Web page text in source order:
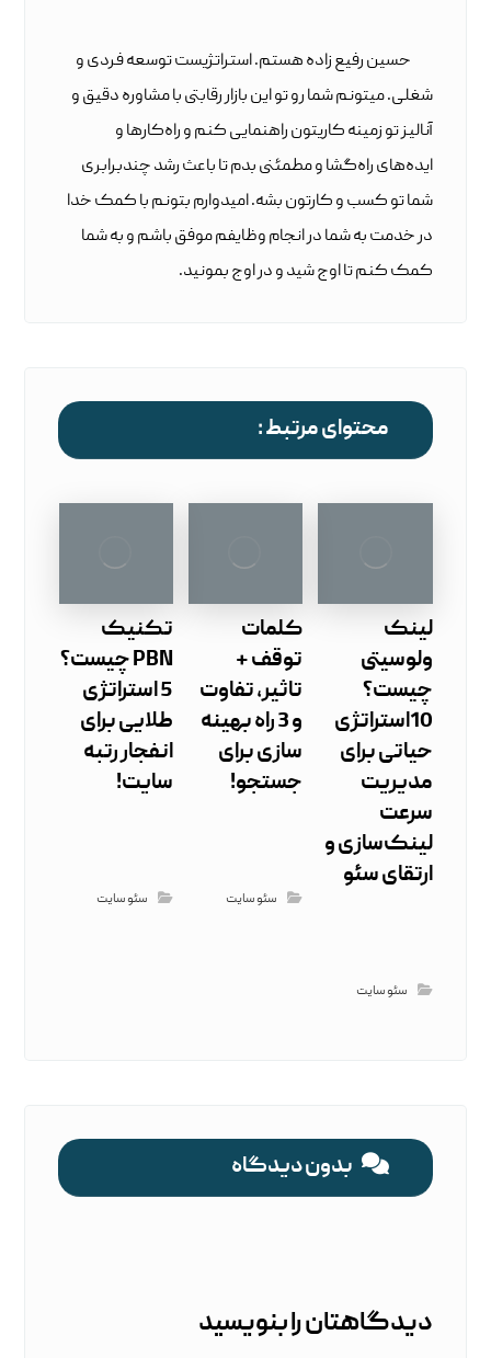
حسین رفیع زاده هستم. استراتژیست توسعه فردی و
شغلی. میتونم شما رو تو این بازار رقابتی با مشاوره دقیق و
آنالیز تو زمینه کاریتون راهنمایی کنم و راه‌کارها و
ایده‌های راه‌گشا و مطمئنی بدم تا باعث رشد چندبرابری
شما تو کسب و کارتون بشه. امیدوارم بتونم با کمک خدا
در خدمت به شما در انجام وظایفم موفق باشم و به شما
کمک کنم تا اوج شید و در اوج بمونید.
محتوای مرتبط :
لینک
ولوسیتی
چیست؟
10استراتژی
حیاتی برای
مدیریت
سرعت
لینک‌سازی و
ارتقای سئو
سئو سایت
کلمات
توقف +
تاثیر، تفاوت
و 3 راه بهینه
سازی برای
جستجو!
سئو سایت
تکنیک
PBN چیست؟
5 استراتژی
طلایی برای
انفجار رتبه
سایت!
سئو سایت
بدون دیدگاه
دیدگاهتان را بنویسید